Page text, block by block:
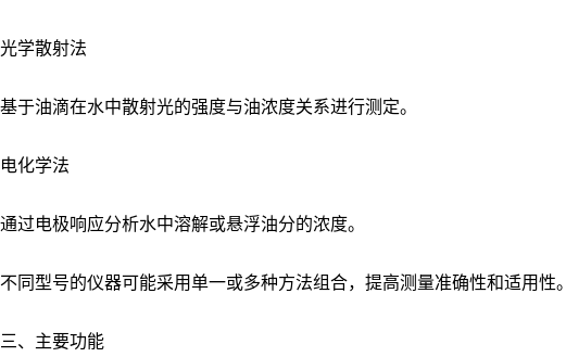
光学散射法
基于油滴在水中散射光的强度与油浓度关系进行测定。
电化学法
通过电极响应分析水中溶解或悬浮油分的浓度。
不同型号的仪器可能采用单一或多种方法组合，提高测量准确性和适用性。
三、主要功能